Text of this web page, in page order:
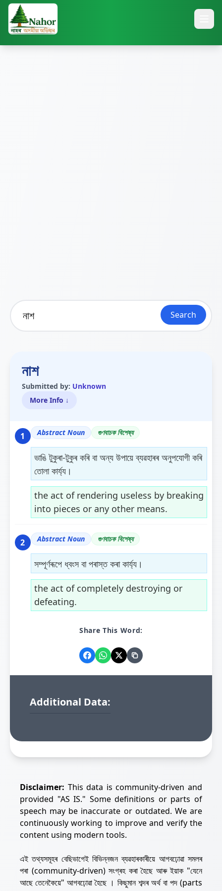
Search
নাশ
Submitted by: Unknown
More Info ↓
1 Abstract Noun গুণবাচক বিশেষ্য
ভাঙি টুকুৰা-টুকুৰ কৰি বা অন্য উপায়ে ব্যৱহাৰৰ অনুপযোগী কৰি
তোলা কাৰ্য্য।
the act of rendering useless by breaking
into pieces or any other means.
2 Abstract Noun গুণবাচক বিশেষ্য
সম্পূৰ্ণৰূপে ধ্বংস বা পৰাস্ত কৰা কাৰ্য্য।
the act of completely destroying or
defeating.
Share This Word:
Additional Data:
Disclaimer: This data is community-driven and
provided "AS IS." Some definitions or parts of
speech may be inaccurate or outdated. We are
continuously working to improve and verify the
content using modern tools.
এই তথ্যসমূহৰ বেছিভাগেই বিভিন্নজন ব্যৱহাৰকাৰীয়ে আগবঢ়োৱা সমলৰ
পৰা (community-driven) সংগ্ৰহ কৰা হৈছে আৰু ইয়াক "যেনে
আছে তেনেকৈয়ে" আগবঢ়োৱা হৈছে । কিছুমান শব্দৰ অৰ্থ বা পদ (parts